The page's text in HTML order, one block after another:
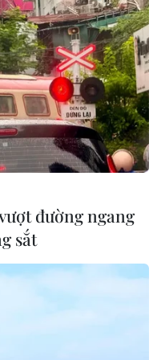
định sử dụng
trợ
cáo
tin và Truyền thông
093.5958688, Email:
đường ngang
sắt